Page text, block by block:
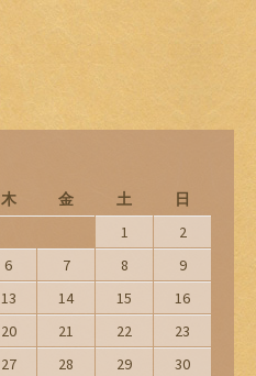
木 金 土 日
1
2
6 7 8
9
13 14 15
16
20 21 22
23
27 28 29
30